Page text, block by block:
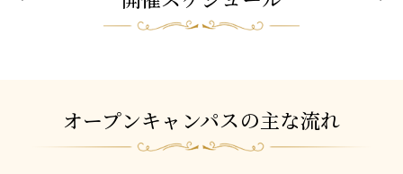
オープンキャンパスの主な流れ